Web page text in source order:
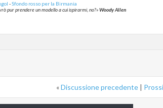
-Sfondo rosso per la Birmania
pur prendere un modello a cui ispirarmi, no?»Woody Allen
«Discussione precedente |